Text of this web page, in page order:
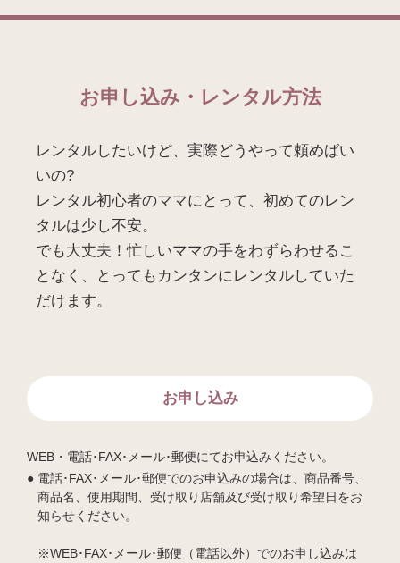
お申し込み・レンタル方法
レンタルしたいけど、実際どうやって頼めばい
いの?
レンタル初心者のママにとって、初めてのレン
タルは少し不安。
でも大丈夫！忙しいママの手をわずらわせるこ
となく、とってもカンタンにレンタルしていた
だけます。
お申し込み
WEB・電話･FAX･メール･郵便にてお申込みください。
電話･FAX･メール･郵便でのお申込みの場合は、商品番号、
商品名、使用期間、受け取り店舗及び受け取り希望日をお
知らせください。
※WEB･FAX･メール･郵便（電話以外）でのお申し込みは